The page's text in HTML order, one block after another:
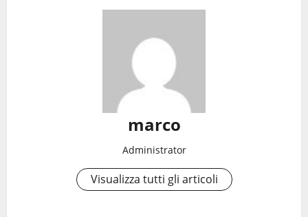
marco
Administrator
Visualizza tutti gli articoli